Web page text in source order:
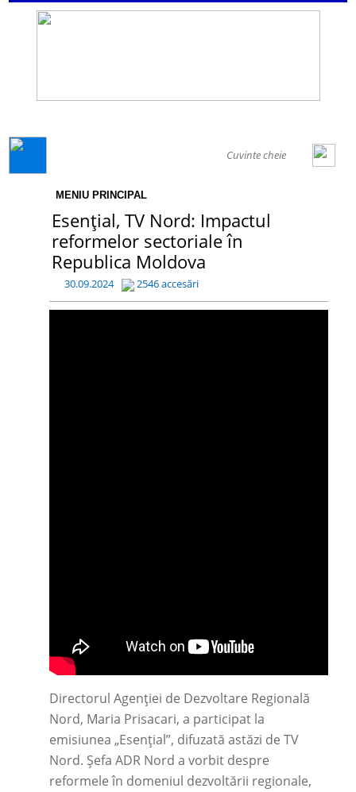
MENIU PRINCIPAL
Esențial, TV Nord: Impactul
reformelor sectoriale în
Republica Moldova
30.09.2024 2546 accesări
Directorul Agenției de Dezvoltare Regională
Nord, Maria Prisacari, a participat la
emisiunea „Esențial”, difuzată astăzi de TV
Nord. Șefa ADR Nord a vorbit despre
reformele în domeniul dezvoltării regionale,